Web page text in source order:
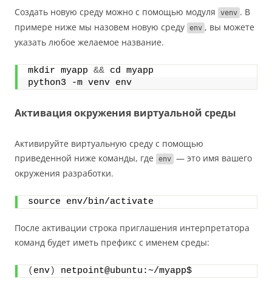
Создать новую среду можно с помощью модуля venv . В
примере ниже мы назовем новую среду env , вы можете
указать любое желаемое название.
mkdir myapp && cd myapp
python3 -m venv env
Активация окружения виртуальной среды
Активируйте виртуальную среду с помощью
приведенной ниже команды, где
env — это имя вашего
окружения разработки.
source env/bin/activate
После активации строка приглашения интерпретатора
команд будет иметь префикс с именем среды:
( env) netpoint@ubuntu:~/myapp$